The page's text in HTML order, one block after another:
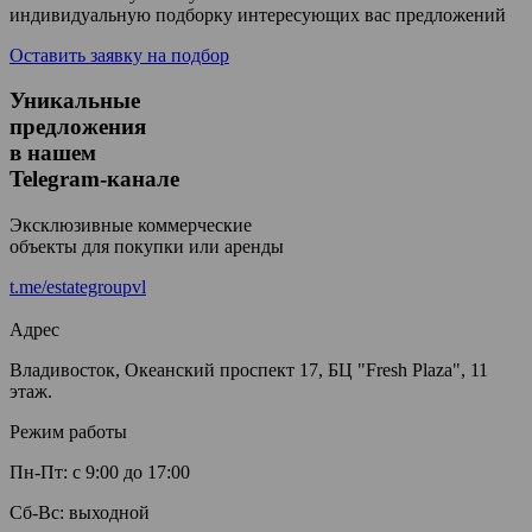
индивидуальную подборку интересующих вас предложений
Оставить заявку на подбор
Уникальные
предложения
в нашем
Telegram-канале
Эксклюзивные коммерческие
объекты для покупки или аренды
t.me/estategroupvl
Адрес
Владивосток, Океанский проспект 17, БЦ "Fresh Plaza", 11
этаж.
Режим работы
Пн-Пт: с 9:00 до 17:00
Сб-Вс: выходной